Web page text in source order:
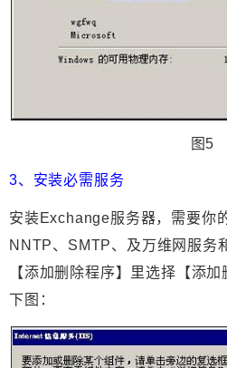
图5
3、安装必需服务
安装Exchange服务器，需要你
NNTP、SMTP、及万维网服务
【添加删除程序】里选择【添
下图：